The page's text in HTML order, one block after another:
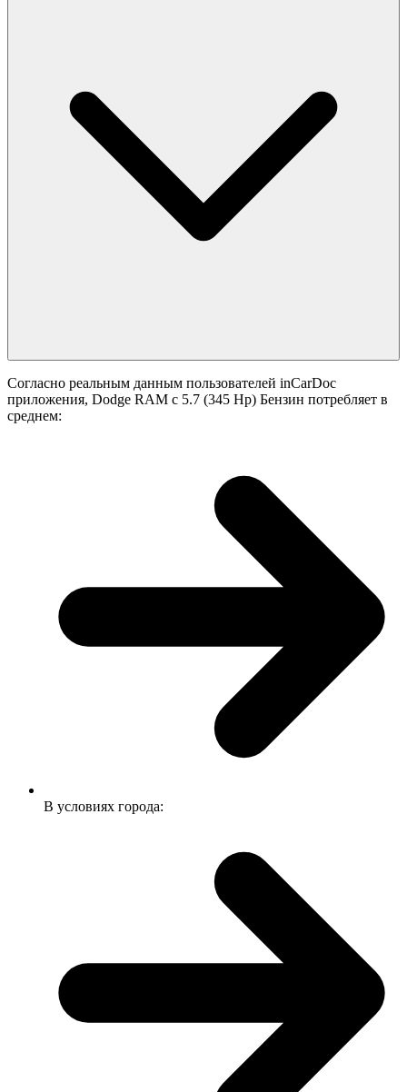
Согласно реальным данным пользователей inCarDoc
приложения, Dodge RAM с 5.7 (345 Hp) Бензин потребляет в
среднем:
В условиях города: